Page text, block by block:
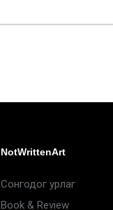
NotWrittenArt
Сонгодог урлаг
Book & Review